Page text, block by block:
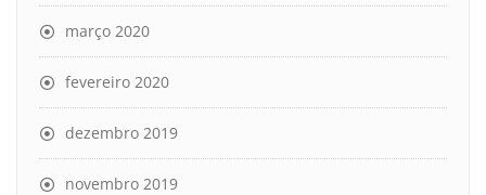
março 2020
fevereiro 2020
dezembro 2019
novembro 2019